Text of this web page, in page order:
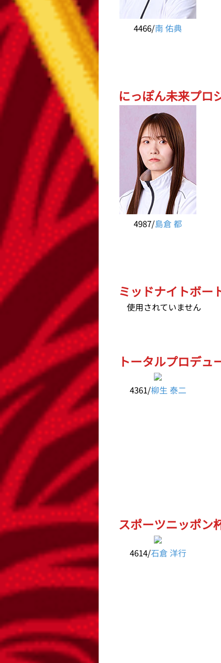
4466/南 佑典
にっぽん未来プロ
4987/島倉 都
ミッドナイトボー
使用されていません
トータルプロデュ
4361/柳生 泰二
スポーツニッポン
4614/石倉 洋行